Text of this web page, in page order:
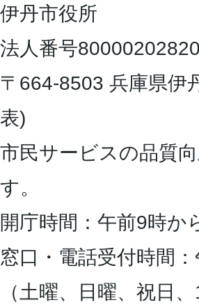
伊丹市役所
法人番号
〒664-8503 兵庫県伊
表)
市民サービスの品質
す。
開庁時間：午前9時か
窓口・電話受付時間
（土曜、日曜、祝日